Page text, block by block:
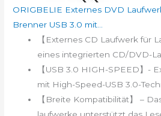
ORIGBELIE Externes DVD
Brenner USB 3.0 mit...
【Externes CD Laufwerk für
eines integrierten CD/DVD-
【USB 3.0 HIGH-SPEED】-
mit High-Speed-USB 3.0-
【Breite Kompatibilität】 –